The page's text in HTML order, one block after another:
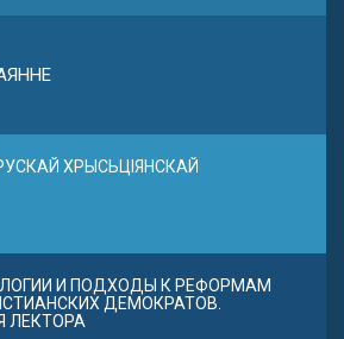
ХРЫСЬЦІЯНСКАЙ
И ПОДХОДЫ К РЕФОРМАМ
ДЕМОКРАТОВ.
ЛЕКТОРА